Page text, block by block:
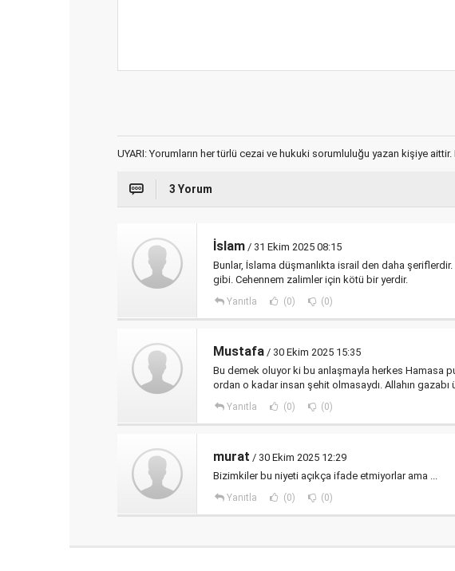
UYARI: Yorumların her türlü cezai ve hukuki sorumluluğu yazan kişiye
3 Yorum
İslam / 31 Ekim 2025 08:15
Bunlar, İslama düşmanlıkta israil den daha
gibi. Cehennem zalimler için kötü bir yerdir.
Yanıtla (0) (0)
Mustafa / 30 Ekim 2025 15:35
Bu demek oluyor ki bu anlaşmayla herkes Hamasa
ordan o kadar insan şehit olmasaydı. Allahın
Yanıtla (0) (0)
murat / 30 Ekim 2025 12:29
Bizimkiler bu niyeti açıkça ifade etmiyorlar ama ...
Yanıtla (0) (0)